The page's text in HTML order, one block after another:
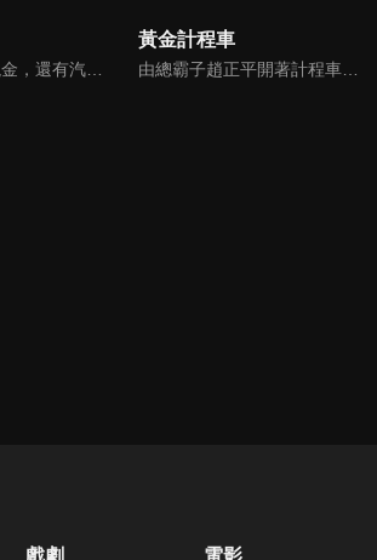
天天送您50萬現金，還有汽車大獎！不考智力、體力，挑戰家人、同事、同學、朋友互相了解的成渡和共同生活經驗。快來參加《財神向前衝》大獎通通送給您。
黃金計程車
由總霸子趙正平開著計程車在街頭隨機找尋搭車路人，進行機智問答，如果十題答對就可以拿走金元寶！如果沒有答對，就把當前獎金減一個0然後發放！另外節目中總霸子趙正平還會帶我們遍尋美食名景。
戲劇 電影